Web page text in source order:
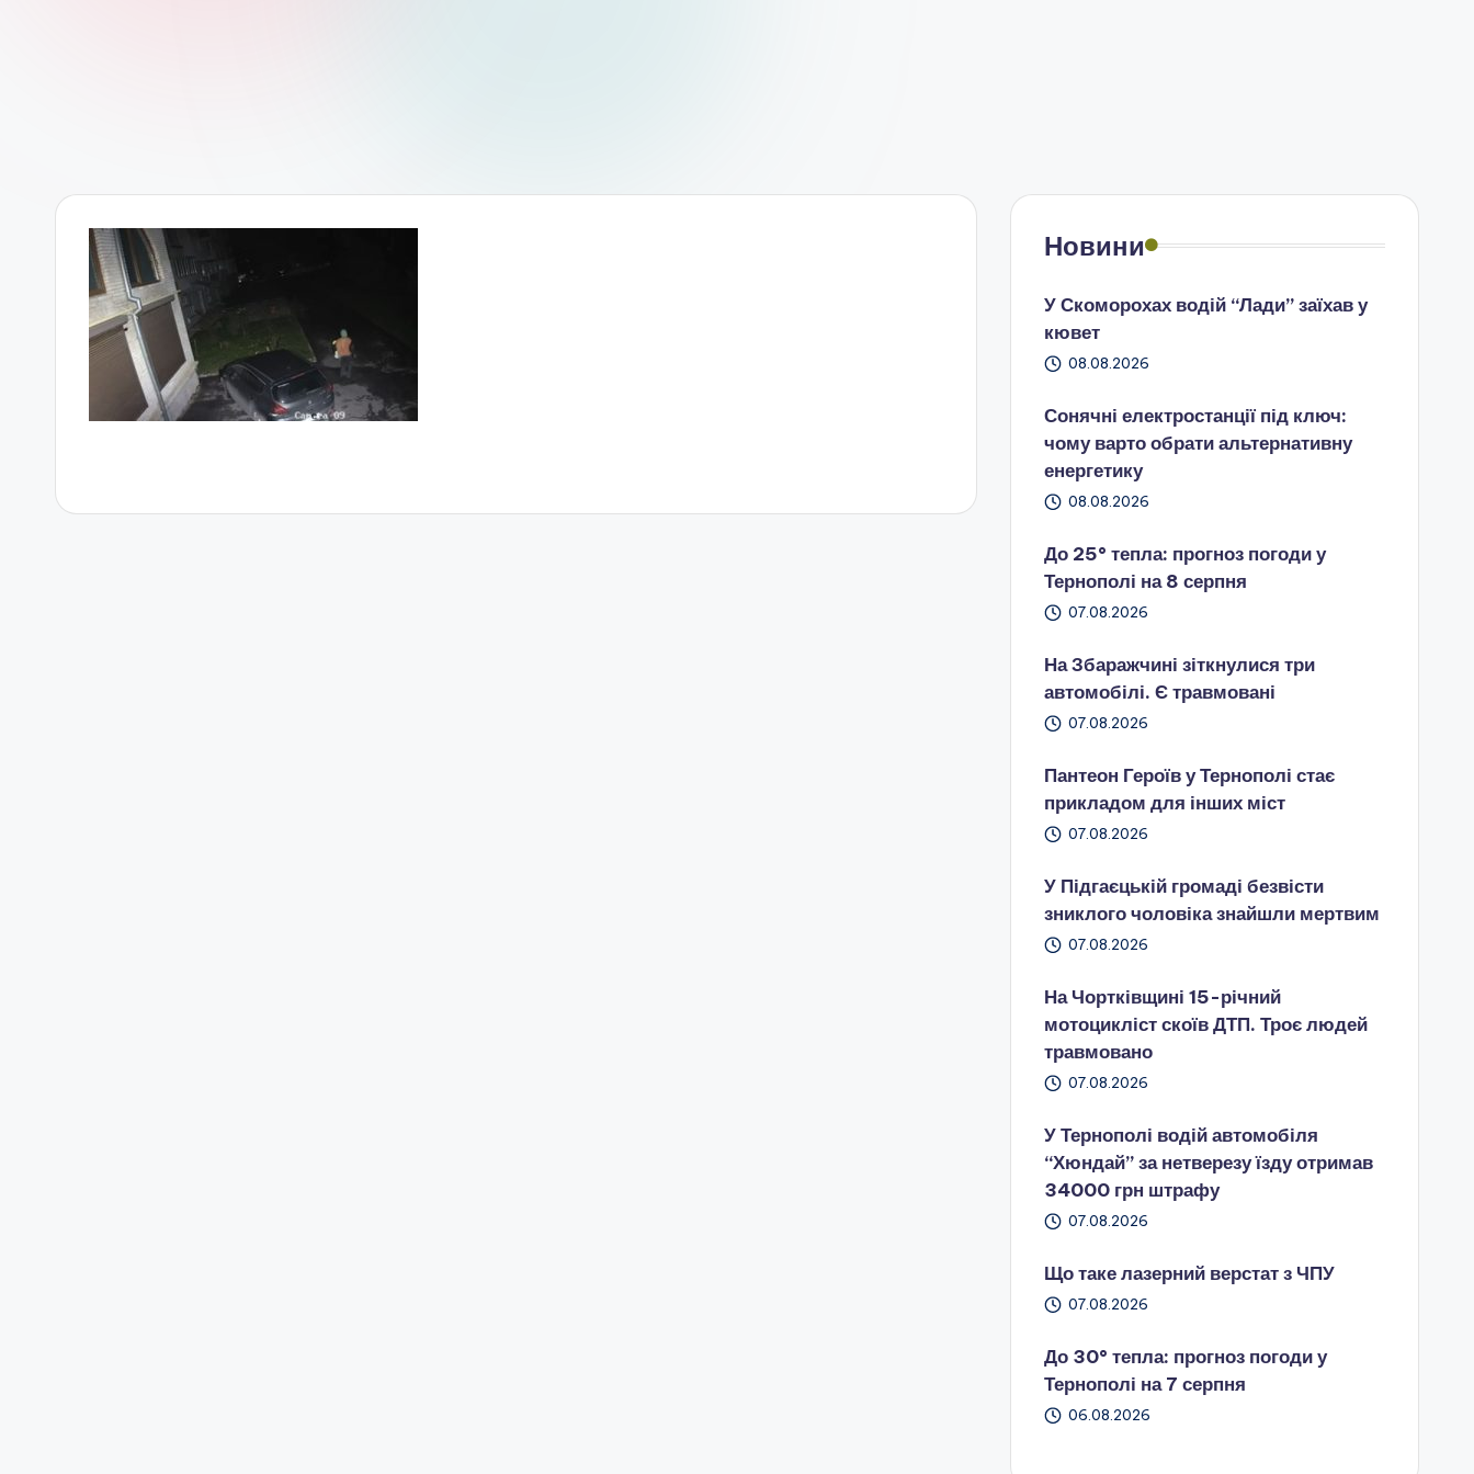
Новини
У Скоморохах водій “Лади” заїхав у
кювет
08.08.2026
Сонячні електростанції під ключ:
чому варто обрати альтернативну
енергетику
08.08.2026
До 25° тепла: прогноз погоди у
Тернополі на 8 серпня
07.08.2026
На Збаражчині зіткнулися три
автомобілі. Є травмовані
07.08.2026
Пантеон Героїв у Тернополі стає
прикладом для інших міст
07.08.2026
У Підгаєцькій громаді безвісти
зниклого чоловіка знайшли мертвим
07.08.2026
На Чортківщині 15-річний
мотоцикліст скоїв ДТП. Троє людей
травмовано
07.08.2026
У Тернополі водій автомобіля
“Хюндай” за нетверезу їзду отримав
34000 грн штрафу
07.08.2026
Що таке лазерний верстат з ЧПУ
07.08.2026
До 30° тепла: прогноз погоди у
Тернополі на 7 серпня
06.08.2026